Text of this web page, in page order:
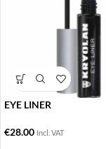
EYE LINER
€28.00 Incl. VAT